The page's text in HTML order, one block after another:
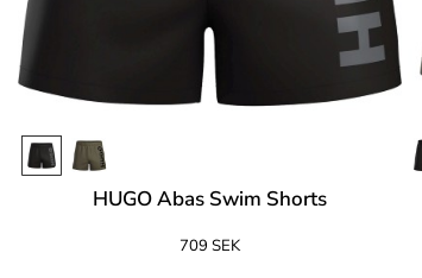
HUGO Abas Swim Shorts
709 SEK